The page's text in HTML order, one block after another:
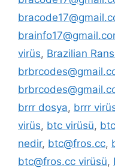
virüs, Brazilian
brrr dosya, brrr
virüs, btc virüsü,
nedir, btc@fros.cc,
btc@fros.cc virüsü,